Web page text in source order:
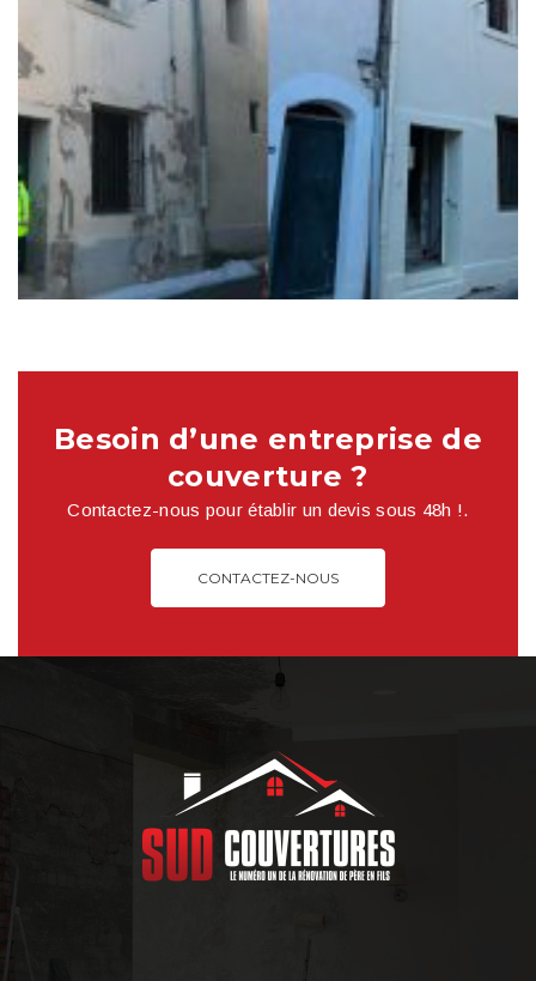
Réalisation 7
Façades
Besoin d’une entreprise de
couverture ?
Contactez-nous pour établir un devis sous 48h !.
CONTACTEZ-NOUS